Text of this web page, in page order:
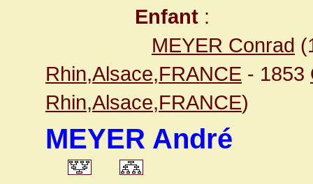
Enfant :
MEYER Conrad
Rhin,Alsace,FRANCE - 1853
Rhin,Alsace,FRANCE)
MEYER André